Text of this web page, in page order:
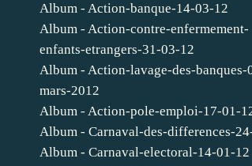
Album - Action-banque-14-03-12
Album - Action-contre-enfermement-
enfants-etrangers-31-03-12
Album - Action-lavage-des-banques-
mars-2012
Album - Action-pole-emploi-17-01-
Album - Carnaval-des-differences-
Album - Carnaval-electoral-14-01-12